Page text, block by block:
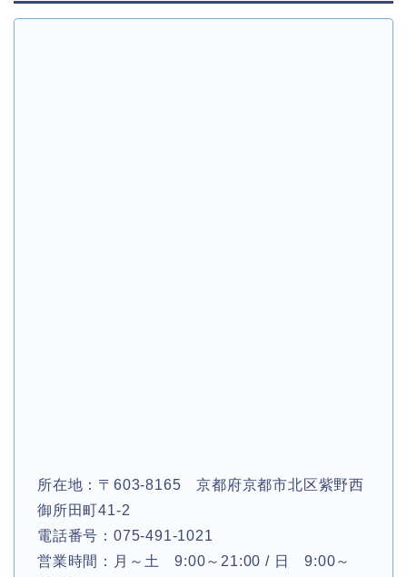
所在地：〒603-8165 京都府京都市北区紫野西
御所田町41-2
電話番号：075-491-1021
営業時間：月～土 9:00～21:00 / 日 9:00～